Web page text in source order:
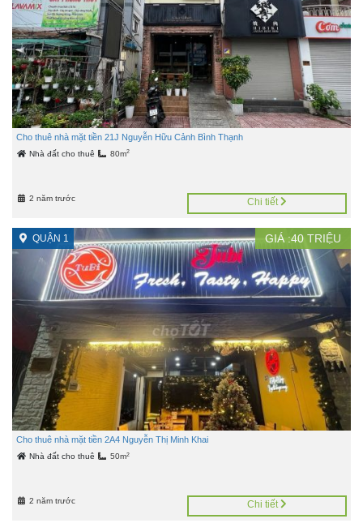
Cho thuê nhà mặt tiền 21J Nguyễn Hữu Cảnh Bình Thạnh
Nhà đất cho thuê 80m2
2 năm trước Chi tiết
QUẬN 1 GIÁ :40 TRIỆU
Cho thuê nhà mặt tiền 2A4 Nguyễn Thị Minh Khai
Nhà đất cho thuê 50m2
2 năm trước Chi tiết